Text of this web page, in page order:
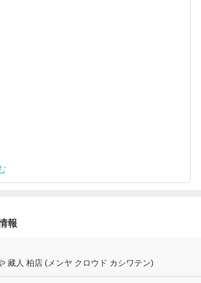
報
藏人 柏店 (メンヤ クロウド カシワテン)